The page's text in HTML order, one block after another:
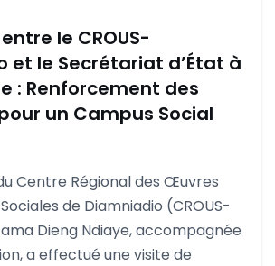
le CROUS-
et le Secrétariat d’État à
: Renforcement des
un Campus Social
Centre Régional des Œuvres
de Diamniadio (CROUS-
Dieng Ndiaye, accompagnée
a effectué une visite de